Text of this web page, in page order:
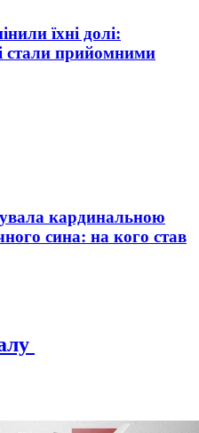
їхні долі:
стали прийомними
кардинальною
сина: на кого став